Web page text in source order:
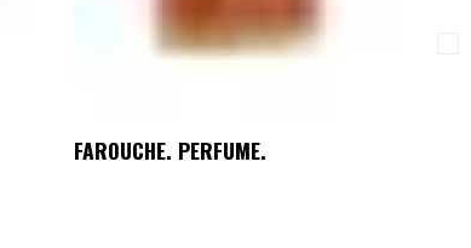
FAROUCHE. PERFUME.